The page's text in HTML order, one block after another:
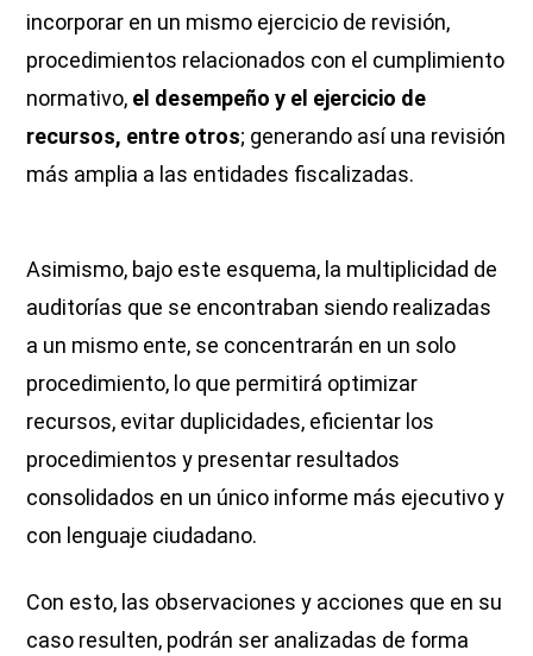
incorporar en un mismo ejercicio de revisión,
procedimientos relacionados con el cumplimiento
normativo, el desempeño y el ejercicio de
recursos, entre otros; generando así una revisión
más amplia a las entidades fiscalizadas.
Asimismo, bajo este esquema, la multiplicidad de
auditorías que se encontraban siendo realizadas
a un mismo ente, se concentrarán en un solo
procedimiento, lo que permitirá optimizar
recursos, evitar duplicidades, eficientar los
procedimientos y presentar resultados
consolidados en un único informe más ejecutivo y
con lenguaje ciudadano.
Con esto, las observaciones y acciones que en su
caso resulten, podrán ser analizadas de forma